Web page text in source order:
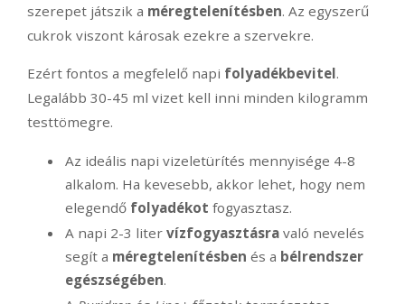
szerepet játszik a méregtelenítésben. Az egyszerű
cukrok viszont károsak ezekre a szervekre.
Ezért fontos a megfelelő napi folyadékbevitel.
Legalább 30-45 ml vizet kell inni minden kilogramm
testtömegre.
Az ideális napi vizeletürítés mennyisége 4-8
alkalom. Ha kevesebb, akkor lehet, hogy nem
elegendő folyadékot fogyasztasz.
A napi 2-3 liter vízfogyasztásra való nevelés
segít a méregtelenítésben és a bélrendszer
egészségében.